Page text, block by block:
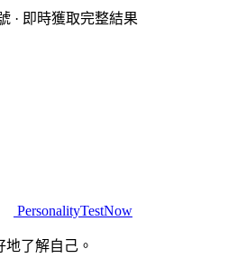
· 即時獲取完整結果
PersonalityTestNow
了解自己。